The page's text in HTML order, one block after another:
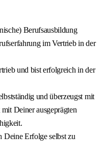
Berufsausbildung
im Vertrieb in der
und bist erfolgreich in der
und überzeugst mit
Deiner ausgeprägten
Erfolge selbst zu